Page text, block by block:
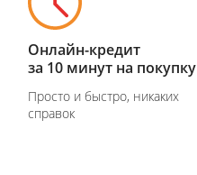
Онлайн-кредит
за 10 минут на покупку
Просто и быстро, никаких
справок